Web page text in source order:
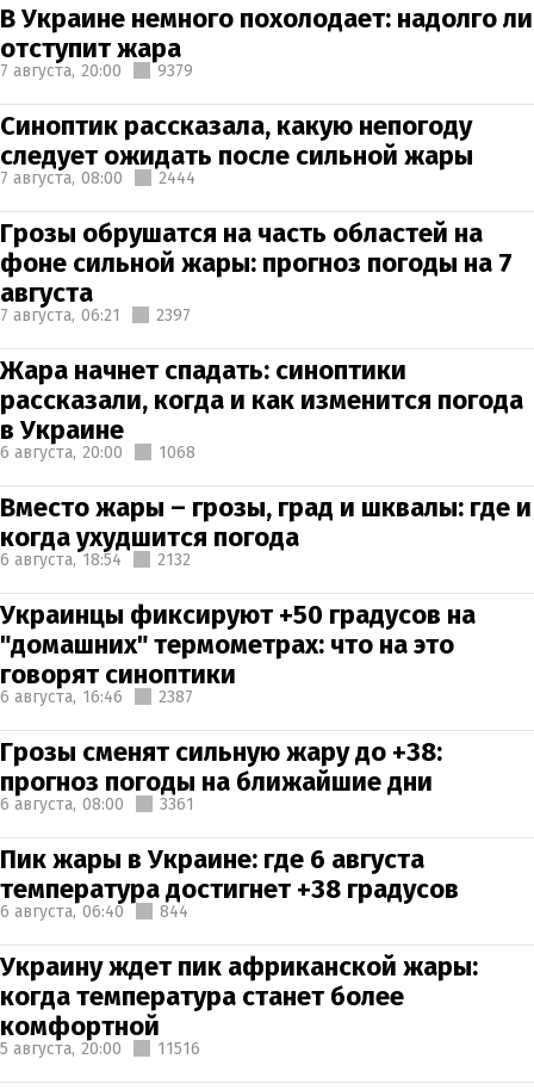
В Украине немного похолодает: надолго ли
отступит жара
7 августа, 20:00 9379
Синоптик рассказала, какую непогоду
следует ожидать после сильной жары
7 августа, 08:00 2444
Грозы обрушатся на часть областей на
фоне сильной жары: прогноз погоды на 7
августа
7 августа, 06:21 2397
Жара начнет спадать: синоптики
рассказали, когда и как изменится погода
в Украине
6 августа, 20:00 1068
Вместо жары – грозы, град и шквалы: где и
когда ухудшится погода
6 августа, 18:54 2132
Украинцы фиксируют +50 градусов на
"домашних" термометрах: что на это
говорят синоптики
6 августа, 16:46 2387
Грозы сменят сильную жару до +38:
прогноз погоды на ближайшие дни
6 августа, 08:00 3361
Пик жары в Украине: где 6 августа
температура достигнет +38 градусов
6 августа, 06:40 844
Украину ждет пик африканской жары:
когда температура станет более
комфортной
5 августа, 20:00 11516